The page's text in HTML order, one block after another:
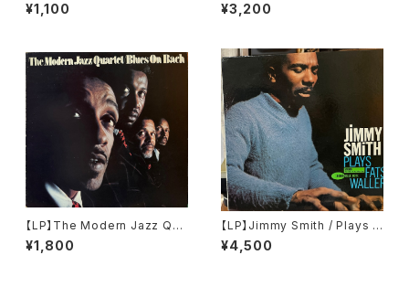
¥1,100 ¥3,200
【LP】The Modern Jazz Qua
rtet / Based On Bach & Th
e Blues
¥1,800
【LP】Jimmy Smith / Plays F
ats Waller
¥4,500